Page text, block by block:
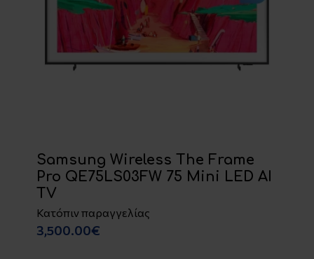
Samsung Wireless The Frame
Pro QE75LS03FW 75 Mini LED AI
TV
Κατόπιν παραγγελίας
3,500.00€